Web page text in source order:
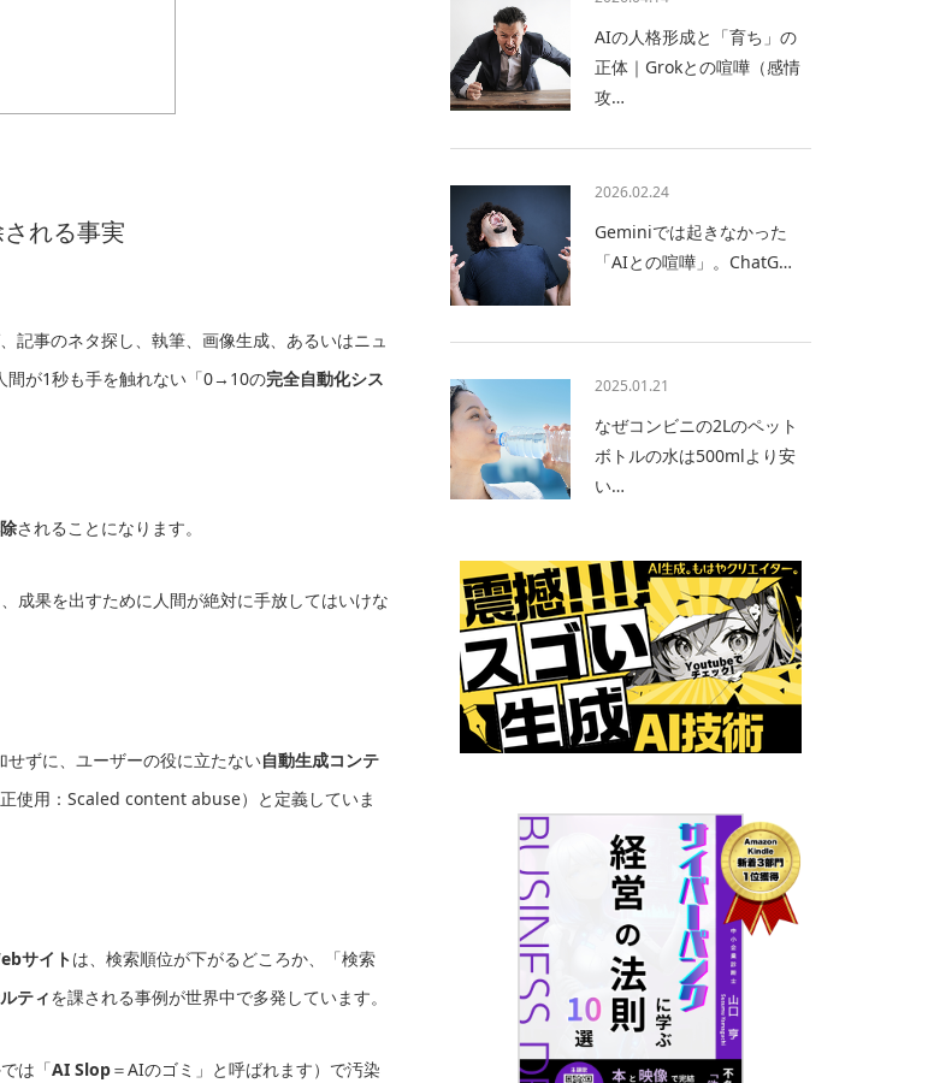
れる事実
記事のネタ探し、執筆、画像生成、あるいはニュ
間が1秒も手を触れない「0→10の完全自動化シス
されることになります。
成果を出すために人間が絶対に手放してはいけな
ずに、ユーザーの役に立たない自動生成コンテ
正使用：Scaled content abuse）と定義していま
サイトは、検索順位が下がるどころか、「検索
ティを課される事例が世界中で多発しています。
では「AI Slop＝AIのゴミ」と呼ばれます）で汚染
AIの人格形成と「育ち」の
正体｜Grokとの喧嘩（感情
攻…
2026.02.24
Geminiでは起きなかった
「AIとの喧嘩」。ChatG…
2025.01.21
なぜコンビニの2Lのペット
ボトルの水は500mlより安
い…